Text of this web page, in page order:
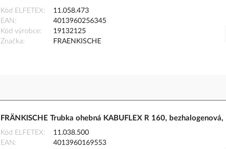
Kód ELFETEX
11.058.473
EAN
4013960256345
Kód výrobce
19132125
Značka
FRAENKISCHE
FRÄNKISCHE Trubka ohebná KABUFLEX R 160,
Kód ELFETEX
11.038.500
EAN
4013960169553